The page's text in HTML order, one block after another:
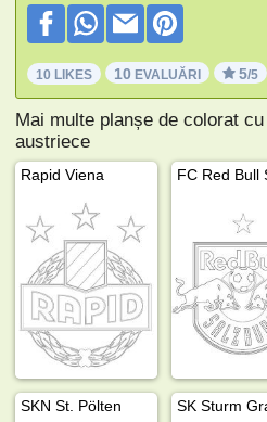
10 LIKES 10 EVALUĂRI 5/5
Mai multe planșe de colorat
austriece
Rapid Viena
SKN St. Pölten SK Sturm